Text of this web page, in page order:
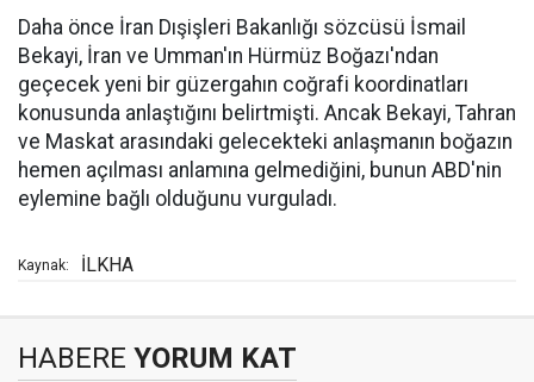
Daha önce İran Dışişleri Bakanlığı sözcüsü İsmail
Bekayi, İran ve Umman'ın Hürmüz Boğazı'ndan
geçecek yeni bir güzergahın coğrafi koordinatları
konusunda anlaştığını belirtmişti. Ancak Bekayi, Tahran
ve Maskat arasındaki gelecekteki anlaşmanın boğazın
hemen açılması anlamına gelmediğini, bunun ABD'nin
eylemine bağlı olduğunu vurguladı.
Kaynak: İLKHA
HABERE YORUM KAT